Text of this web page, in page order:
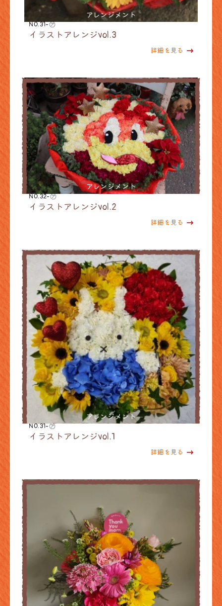
アレンジメント
NO.31-㋐
イラストアレンジvol.3
詳細を見る
アレンジメント
NO.32-㋐
イラストアレンジvol.2
詳細を見る
アレンジメント
NO.31-㋐
イラストアレンジvol.1
詳細を見る